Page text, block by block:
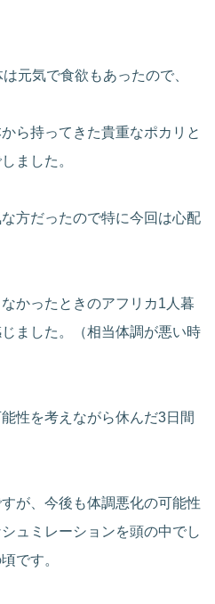
元気で食欲もあったので、
ら持ってきた貴重なポカリと
ました。
方だったので特に今回は心配
かったときのアフリカ1人暮
ました。（相当体調が悪い時
性を考えながら休んだ3日間
が、今後も体調悪化の可能性
ュミレーションを頭の中でし
です。